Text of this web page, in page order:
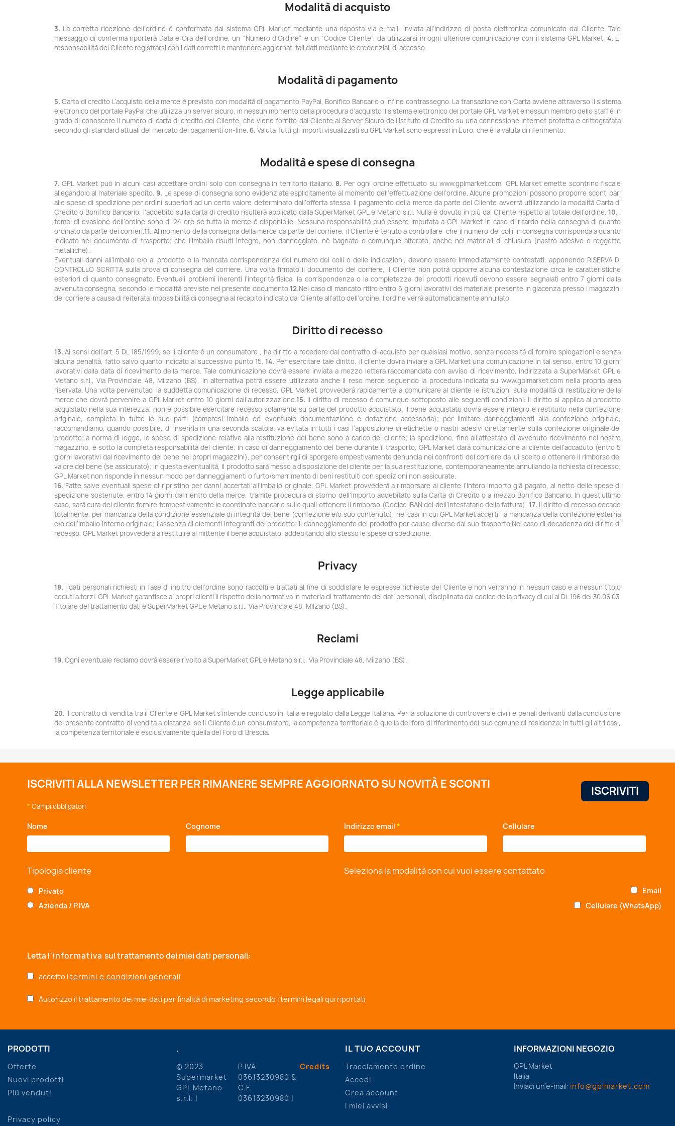
Modalità di acquisto
3. La corretta ricezione dell'ordine è confermata dal sistema GPL Market mediante una risposta via e-mail, inviata all'indirizzo di posta elettronica comunicato dal Cliente. Tale
messaggio di conferma riporterà Data e Ora dell'ordine, un “Numero d’Ordine” e un “Codice Cliente”, da utilizzarsi in ogni ulteriore comunicazione con il sistema GPL Market. 4. E’
responsabilità del Cliente registrarsi con i dati corretti e mantenere aggiornati tali dati mediante le credenziali di accesso.
Modalità di pagamento
5. Carta di credito L’acquisto della merce è previsto con modalità di pagamento PayPal, Bonifico Bancario o infine contrassegno. La transazione con Carta avviene attraverso il sistema
elettronico del portale PayPal che utilizza un server sicuro, in nessun momento della procedura d’acquisto il sistema elettronico del portale GPL Market e nessun membro dello staff è in
grado di conoscere il numero di carta di credito del Cliente, che viene fornito dal Cliente al Server Sicuro dell’Istituto di Credito su una connessione internet protetta e crittografata
secondo gli standard attuali del mercato dei pagamenti on-line. 6. Valuta Tutti gli importi visualizzati su GPL Market sono espressi in Euro, che è la valuta di riferimento.
Modalità e spese di consegna
7. GPL Market può in alcuni casi accettare ordini solo con consegna in territorio italiano.8. Per ogni ordine effettuato su www.gplmarket.com, GPL Market emette scontrino fiscale
allegandolo al materiale spedito. 9. Le spese di consegna sono evidenziate esplicitamente al momento dell'effettuazione dell'ordine. Alcune promozioni possono proporre sconti pari
alle spese di spedizione per ordini superiori ad un certo valore determinato dall’offerta stessa. Il pagamento della merce da parte del Cliente avverrà utilizzando la modalità Carta di
Credito o Bonifico Bancario, l’addebito sulla carta di credito risulterà applicato dalla SuperMarket GPL e Metano s.r.l. Nulla è dovuto in più dal Cliente rispetto al totale dell'ordine. 10. I
tempi di evasione dell’ordine sono di 24 ore se tutta la merce è disponibile. Nessuna responsabilità può essere imputata a GPL Market in caso di ritardo nella consegna di quanto
ordinato da parte dei corrieri.11. Al momento della consegna della merce da parte del corriere, il Cliente è tenuto a controllare: che il numero dei colli in consegna corrisponda a quanto
indicato nel documento di trasporto; che l'imballo risulti integro, non danneggiato, né bagnato o comunque alterato, anche nei materiali di chiusura (nastro adesivo o reggette
metalliche).
Eventuali danni all'imballo e/o al prodotto o la mancata corrispondenza del numero dei colli o delle indicazioni, devono essere immediatamente contestati, apponendo RISERVA DI
CONTROLLO SCRITTA sulla prova di consegna del corriere. Una volta firmato il documento del corriere, il Cliente non potrà opporre alcuna contestazione circa le caratteristiche
esteriori di quanto consegnato. Eventuali problemi inerenti l'integrità fisica, la corrispondenza o la completezza dei prodotti ricevuti devono essere segnalati entro 7 giorni dalla
avvenuta consegna, secondo le modalità previste nel presente documento.12.Nel caso di mancato ritiro entro 5 giorni lavorativi del materiale presente in giacenza presso i magazzini
del corriere a causa di reiterata impossibilità di consegna al recapito indicato dal Cliente all'atto dell'ordine, l'ordine verrà automaticamente annullato.
Diritto di recesso
13. Ai sensi dell'art. 5 DL 185/1999, se il cliente è un consumatore , ha diritto a recedere dal contratto di acquisto per qualsiasi motivo, senza necessità di fornire spiegazioni e senza
alcuna penalità, fatto salvo quanto indicato al successivo punto 15.14. Per esercitare tale diritto, il cliente dovrà inviare a GPL Market una comunicazione in tal senso, entro 10 giorni
lavorativi dalla data di ricevimento della merce. Tale comunicazione dovrà essere inviata a mezzo lettera raccomandata con avviso di ricevimento, indirizzata a SuperMarket GPL e
Metano s.r.l., Via Provinciale 48, Milzano (BS), in alternativa potrà essere utilizzato anche il reso merce seguendo la procedura indicata su www.gplmarket.com nella propria area
riservata. Una volta pervenutaci la suddetta comunicazione di recesso, GPL Market provvederà rapidamente a comunicare al cliente le istruzioni sulla modalità di restituzione della
merce che dovrà pervenire a GPL Market entro 10 giorni dall'autorizzazione.15. Il diritto di recesso è comunque sottoposto alle seguenti condizioni: il diritto si applica al prodotto
acquistato nella sua interezza; non è possibile esercitare recesso solamente su parte del prodotto acquistato; il bene acquistato dovrà essere integro e restituito nella confezione
originale, completa in tutte le sue parti (compresi imballo ed eventuale documentazione e dotazione accessoria); per limitare danneggiamenti alla confezione originale,
raccomandiamo, quando possibile, di inserirla in una seconda scatola; va evitata in tutti i casi l'apposizione di etichette o nastri adesivi direttamente sulla confezione originale del
prodotto; a norma di legge, le spese di spedizione relative alla restituzione del bene sono a carico del cliente; la spedizione, fino all'attestato di avvenuto ricevimento nel nostro
magazzino, è sotto la completa responsabilità del cliente; in caso di danneggiamento del bene durante il trasporto, GPL Market darà comunicazione al cliente dell'accaduto (entro 5
giorni lavorativi dal ricevimento del bene nei propri magazzini), per consentirgli di sporgere empestivamente denuncia nei confronti del corriere da lui scelto e ottenere il rimborso del
valore del bene (se assicurato); in questa eventualità, il prodotto sarà messo a disposizione del cliente per la sua restituzione, contemporaneamente annullando la richiesta di recesso;
GPL Market non risponde in nessun modo per danneggiamenti o furto/smarrimento di beni restituiti con spedizioni non assicurate.
16. Fatte salve eventuali spese di ripristino per danni accertati all'imballo originale, GPL Market provvederà a rimborsare al cliente l'intero importo già pagato, al netto delle spese di
spedizione sostenute, entro 14 giorni dal rientro della merce, tramite procedura di storno dell'importo addebitato sulla Carta di Credito o a mezzo Bonifico Bancario. In quest'ultimo
caso, sarà cura del cliente fornire tempestivamente le coordinate bancarie sulle quali ottenere il rimborso (Codice IBAN del dell'intestatario della fattura). 17. Il diritto di recesso decade
totalmente, per mancanza della condizione essenziale di integrità del bene (confezione e/o suo contenuto), nei casi in cui GPL Market accerti: la mancanza della confezione esterna
e/o dell'imballo interno originale; l'assenza di elementi integranti del prodotto; il danneggiamento del prodotto per cause diverse dal suo trasporto.Nel caso di decadenza del diritto di
recesso, GPL Market provvederà a restituire al mittente il bene acquistato, addebitando allo stesso le spese di spedizione.
Privacy
18. I dati personali richiesti in fase di inoltro dell'ordine sono raccolti e trattati al fine di soddisfare le espresse richieste del Cliente e non verranno in nessun caso e a nessun titolo
ceduti a terzi. GPL Market garantisce ai propri clienti il rispetto della normativa in materia di trattamento dei dati personali, disciplinata dal codice della privacy di cui al DL 196 del 30.06.03.
Titolare del trattamento dati è SuperMarket GPL e Metano s.r.l., Via Provinciale 48, Milzano (BS).
Reclami
19. Ogni eventuale reclamo dovrà essere rivolto a SuperMarket GPL e Metano s.r.l., Via Provinciale 48, Milzano (BS).
Legge applicabile
20. Il contratto di vendita tra il Cliente e GPL Market s'intende concluso in Italia e regolato dalla Legge Italiana. Per la soluzione di controversie civili e penali derivanti dalla conclusione
del presente contratto di vendita a distanza, se il Cliente è un consumatore, la competenza territoriale è quella del foro di riferimento del suo comune di residenza; in tutti gli altri casi,
la competenza territoriale è esclusivamente quella del Foro di Brescia.
ISCRIVITI ALLA NEWSLETTER PER RIMANERE SEMPRE AGGIORNATO SU NOVITÀ E SCONTI
* Campi obbligatori
Nome Cognome Indirizzo email* Cellulare
Tipologia cliente
Privato
Azienda / P.IVA
Seleziona la modalità con cui vuoi essere contattato
Email
Cellulare (WhatsApp)
Letta l'informativa sul trattamento dei miei dati personali:
accetto itermini e condizioni generali
Autorizzo il trattamento dei miei dati per finalità di marketing secondo itermini legali qui riportati
PRODOTTI
Offerte
Nuovi prodotti
Più venduti
.
© 2023
Supermarket
GPL Metano
s.r.l. |
P.IVA
03613230980 &
C.F.
03613230980 |
Credits
Privacy policy
IL TUO ACCOUNT
Tracciamento ordine
Accedi
Crea account
I miei avvisi
INFORMAZIONI NEGOZIO
GPL Market
Italia
Inviaci un'e-mail: info@gplmarket.com